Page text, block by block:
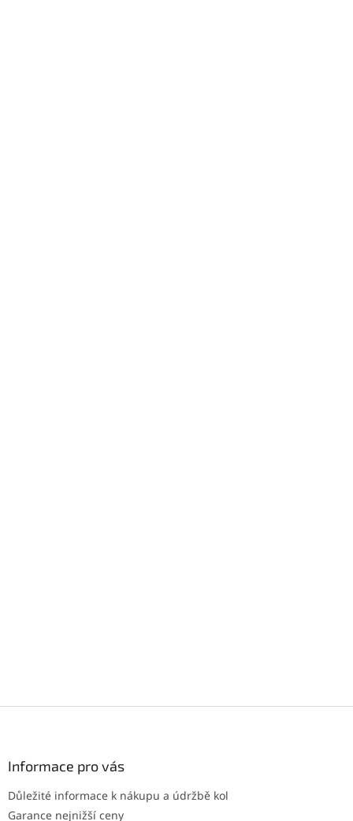
Informace pro vás
Důležité informace k nákupu a údržbě kol
Garance nejnižší ceny